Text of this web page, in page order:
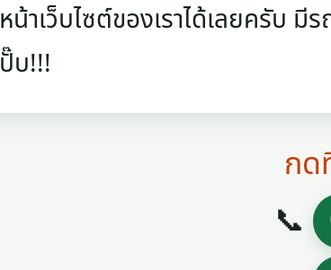
หน้าเว็บไซต์ของเราได้เลยครับ
ปั๊บ!!!
กด
📞